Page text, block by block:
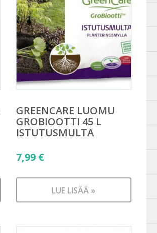
GREENCARE LUOMU
GROBIOOTTI 45 L
ISTUTUSMULTA
7,99 €
LUE LISÄÄ »